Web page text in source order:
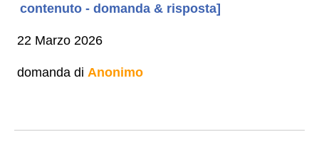
contenuto - domanda & risposta]
22 Marzo 2026
domanda di Anonimo